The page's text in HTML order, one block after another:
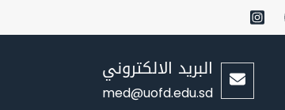
البريد الالكتروني
med@uofd.edu.sd